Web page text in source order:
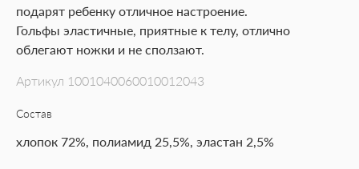
подарят ребенку отличное настроение.
Гольфы эластичные, приятные к телу, отлично
облегают ножки и не сползают.
Артикул 1001040060010012043
Состав
хлопок 72%, полиамид 25,5%, эластан 2,5%